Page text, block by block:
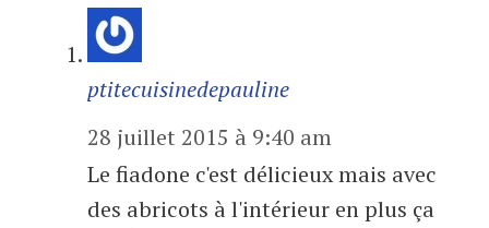
ptitecuisinedepauline
28 juillet 2015 à 9:40 am
Le fiadone c'est délicieux mais avec
des abricots à l'intérieur en plus ça